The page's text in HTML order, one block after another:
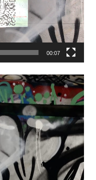
00:07